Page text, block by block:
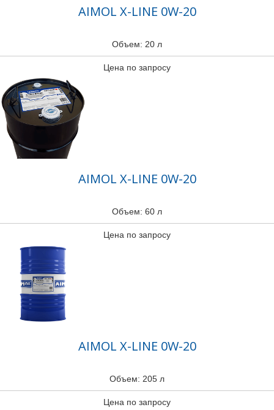
AIMOL X-LINE 0W-20
Объем: 20 л
Цена по запросу
AIMOL X-LINE 0W-20
Объем: 60 л
Цена по запросу
AIMOL X-LINE 0W-20
Объем: 205 л
Цена по запросу